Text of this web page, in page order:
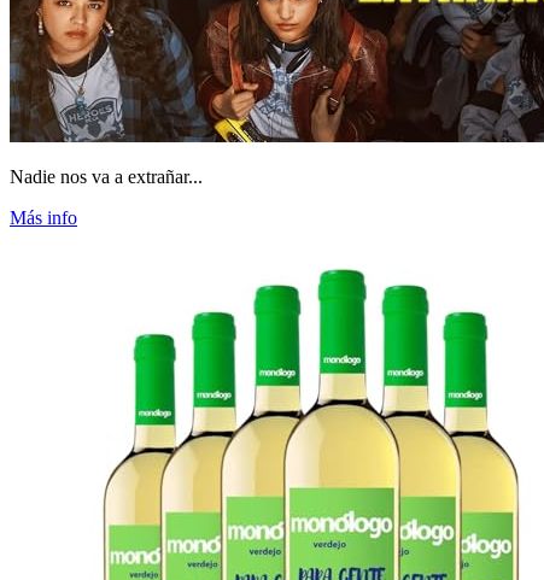
Nadie nos va a extrañar...
Más info